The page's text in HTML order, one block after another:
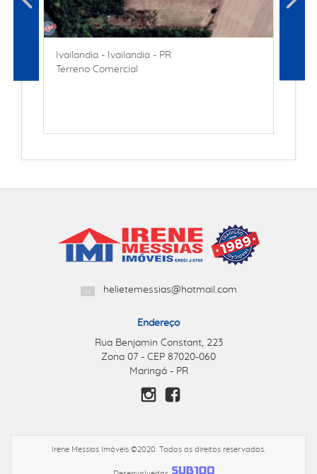
Ivailandia - Ivailandia - PR
Terreno Comercial
helietemessias@hotmail.com
Endereço
Rua Benjamin Constant, 223
Zona 07 - CEP 87020-060
Maringá - PR
Irene Messias Imóveis ©2020. Todos os direitos reservados.